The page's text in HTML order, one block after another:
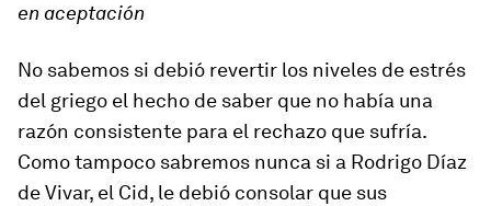
en aceptación
No sabemos si debió revertir los niveles de estrés
del griego el hecho de saber que no había una
razón consistente para el rechazo que sufría.
Como tampoco sabremos nunca si a Rodrigo Díaz
de Vivar, el Cid, le debió consolar que sus